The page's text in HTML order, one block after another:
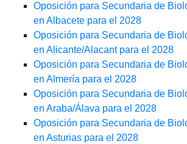
Oposición para Secundaria de
en Albacete para el 2028
Oposición para Secundaria de
en Alicante/Alacant para el 2028
Oposición para Secundaria de
en Almería para el 2028
Oposición para Secundaria de
en Araba/Álava para el 2028
Oposición para Secundaria de
en Asturias para el 2028